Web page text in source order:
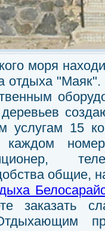
моря
отдыха
услугам 15
общие,